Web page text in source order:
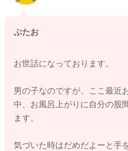
ぶたお
お世話になっております。
男の子なのですが、ここ最近
中、お風呂上がりに自分の股
ます。
気づいた時はだめだよーと手